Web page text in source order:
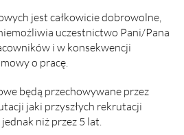
jest całkowicie dobrowolne,
uczestnictwo Pani/Pana
i w konsekwencji
o pracę.
będą przechowywane przez
jaki przyszłych rekrutacji
niż przez 5 lat.